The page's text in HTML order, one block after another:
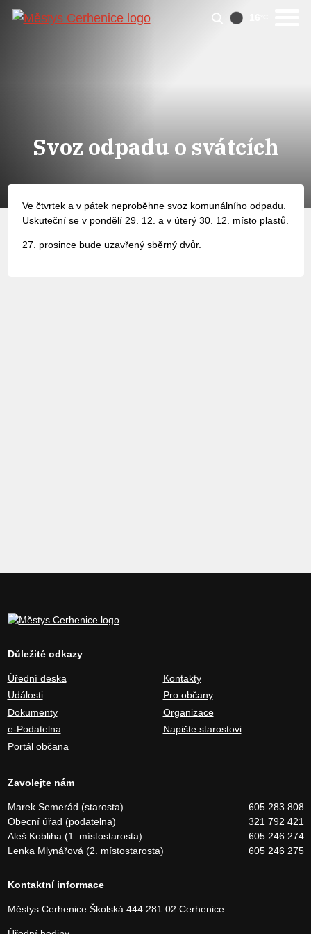
Svoz odpadu o svátcích
Ve čtvrtek a v pátek neproběhne svoz komunálního odpadu.
Uskuteční se v pondělí 29. 12. a v úterý 30. 12. místo plastů.
27. prosince bude uzavřený sběrný dvůr.
Důležité odkazy
Úřední deska
Události
Dokumenty
e-Podatelna
Portál občana
Kontakty
Pro občany
Organizace
Napište starostovi
Zavolejte nám
Marek Semerád (starosta)
605 283 808
Obecní úřad (podatelna)
321 792 421
Aleš Kobliha (1. místostarosta)
605 246 274
Lenka Mlynářová (2. místostarosta)
605 246 275
Kontaktní informace
Městys CerheniceŠkolská 444281 02 Cerhenice